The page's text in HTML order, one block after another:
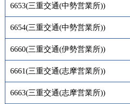
6653(三重交通(中勢営業所))
6654(三重交通(中勢営業所))
6660(三重交通(伊勢営業所))
6661(三重交通(志摩営業所))
6663(三重交通(志摩営業所))